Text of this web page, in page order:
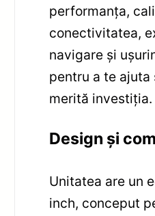
performanța,
conectivitatea,
navigare și
pentru a te ajuta
merită investiția.
Design și
Unitatea are un
inch, conceput